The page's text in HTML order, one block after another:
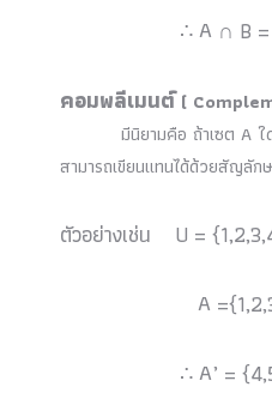
∴ A ∩ B =
คอมพลีเมนต์(
มีนิยามคือ ถ้าเซต A ใดๆ ใ
สามารถเขียนแทนได้ด้วยสัญลัก
ตัวอย่างเช่น U =
A
∴ A’ =